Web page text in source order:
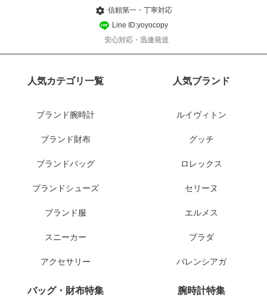
信頼第一・丁寧対応
Line ID:yoyocopy
安心対応・迅速発送
人気カテゴリ一覧
ブランド腕時計
ブランド財布
ブランドバッグ
ブランドシューズ
ブランド服
スニーカー
アクセサリー
人気ブランド
ルイヴィトン
グッチ
ロレックス
セリーヌ
エルメス
プラダ
バレンシアガ
バッグ・財布特集 腕時計特集